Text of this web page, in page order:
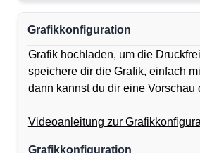
Grafikkonfiguration
Grafik hochladen, um die
speichere dir die Grafik, einfach
dann kannst du dir eine
Videoanleitung zur
Grafikkonfiguration